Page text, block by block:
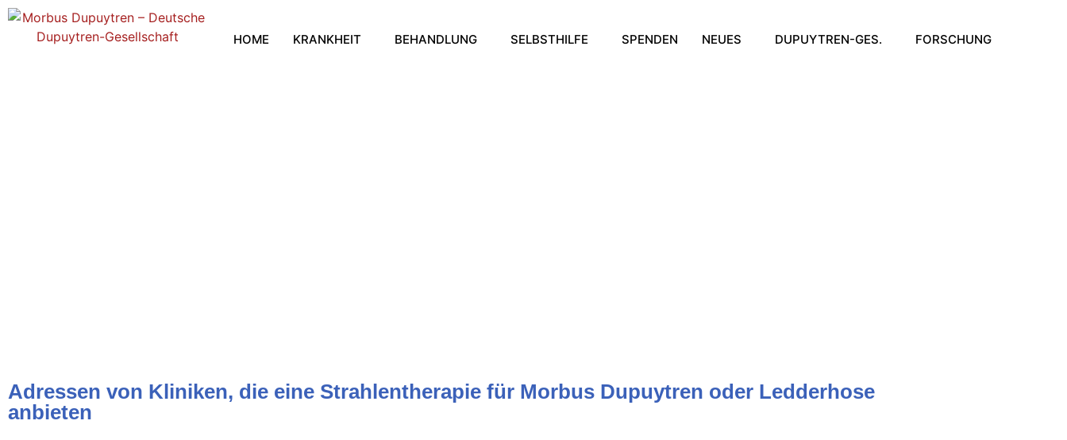
HOME KRANKHEIT BEHANDLUNG SELBSTHILFE SPENDEN NEUES DUPUYTREN-GES. FORSCHUNG
Adressen von Kliniken, die eine Strahlentherapie für Morbus Dupuytren oder Ledderhose
anbieten